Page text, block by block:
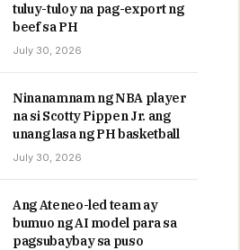
tuluy-tuloy na pag-export ng
beef sa PH
July 30, 2026
Ninanamnam ng NBA player
na si Scotty Pippen Jr. ang
unang lasa ng PH basketball
July 30, 2026
Ang Ateneo-led team ay
bumuo ng AI model para sa
pagsubaybay sa puso